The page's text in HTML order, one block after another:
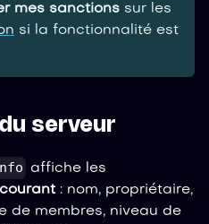
mes sanctions sur les
si la fonctionnalité est
serveur
affiche les
: nom, propriétaire,
de membres, niveau de